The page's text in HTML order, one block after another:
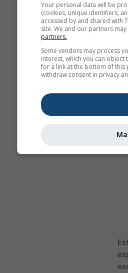
Your personal data will be
(cookies, unique identifiers,
accessed by and shared with
site. We and our partners
partners.
Some vendors may process
interest, which you can
for a link at the bottom of this
withdraw consent in privacy